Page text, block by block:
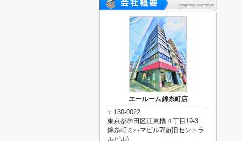
エールーム錦糸町店
〒130-0022
東京都墨田区江東橋４丁目19-3
錦糸町ミハマビル7階(旧セントラ
ルビル)